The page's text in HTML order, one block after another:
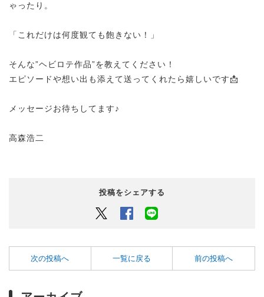
ゃったり。
「これだけは何度観ても飽きない！」
そんな”ヘビロテ作品”を教えてください！
エピソードや想い出も添えて送ってくれたら嬉しいです📩
メッセージお待ちしてます♪
高森浩二
投稿をシェアする
Twitter Facebook
次の投稿へ 一覧に戻る 前の投稿へ